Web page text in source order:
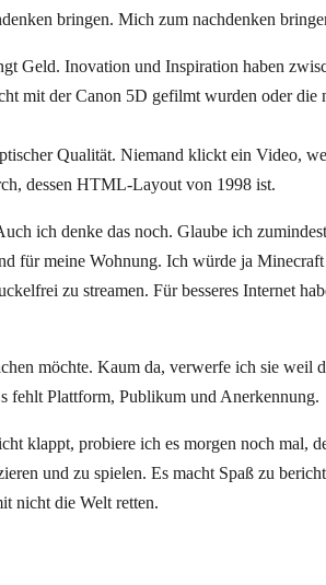
bringen. Mich zum nachdenken
Geld. Inovation und Inspiration haben
mit der Canon 5D gefilmt wurden oder die
Qualität. Niemand klickt ein Video,
dessen HTML-Layout von 1998 ist.
ich denke das noch. Glaube ich
für meine Wohnung. Ich würde ja Minecraft
zu streamen. Für besseres Internet
möchte. Kaum da, verwerfe ich sie weil
fehlt Plattform, Publikum und Anerkennung.
klappt, probiere ich es morgen noch mal,
und zu spielen. Es macht Spaß zu
nicht die Welt retten.